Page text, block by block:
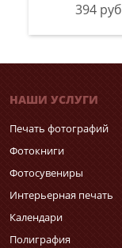
394 руб
НАШИ УСЛУГИ
Печать фотографий
Фотокниги
Фотосувениры
Интерьерная печать
Календари
Полиграфия